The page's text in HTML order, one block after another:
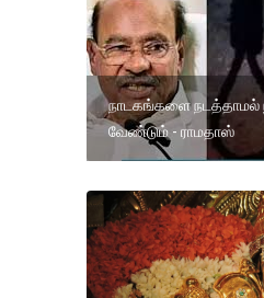
நாடகங்களை நடத்தாமல்
வேண்டும் - ராமதாஸ்